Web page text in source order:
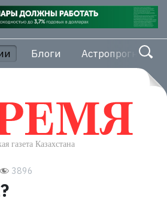
Блоги Астропрогноз
3896